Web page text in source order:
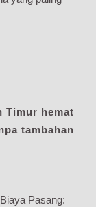
Timur hemat
tambahan
Pasang: